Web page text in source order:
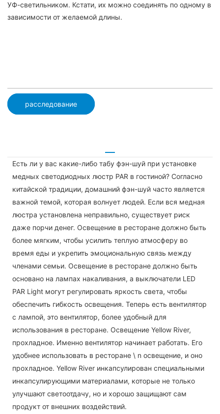
УФ-светильником. Кстати, их можно соединять по одному в
зависимости от желаемой длины.
расследование
Есть ли у вас какие-либо табу фэн-шуй при установке
медных светодиодных люстр PAR в гостиной? Согласно
китайской традиции, домашний фэн-шуй часто является
важной темой, которая волнует людей. Если вся медная
люстра установлена ​​неправильно, существует риск
даже порчи денег. Освещение в ресторане должно быть
более мягким, чтобы усилить теплую атмосферу во
время еды и укрепить эмоциональную связь между
членами семьи. Освещение в ресторане должно быть
основано на лампах накаливания, а выключатели LED
PAR Light могут регулировать яркость света, чтобы
обеспечить гибкость освещения. Теперь есть вентилятор
с лампой, это вентилятор, более удобный для
использования в ресторане. Освещение Yellow River,
прохладное. Именно вентилятор начинает работать. Его
удобнее использовать в ресторане \ n освещение, и оно
прохладное. Yellow River инкапсулирован специальными
инкапсулирующими материалами, которые не только
улучшают светоотдачу, но и хорошо защищают сам
продукт от внешних воздействий.